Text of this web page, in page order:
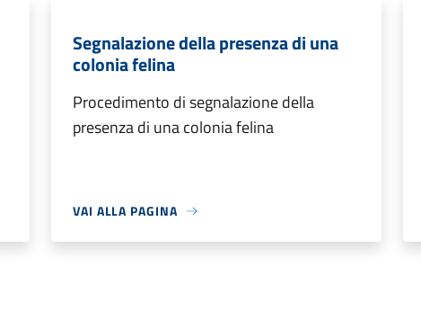
Segnalazione della presenza di una
colonia felina
Procedimento di segnalazione della
presenza di una colonia felina
VAI ALLA PAGINA